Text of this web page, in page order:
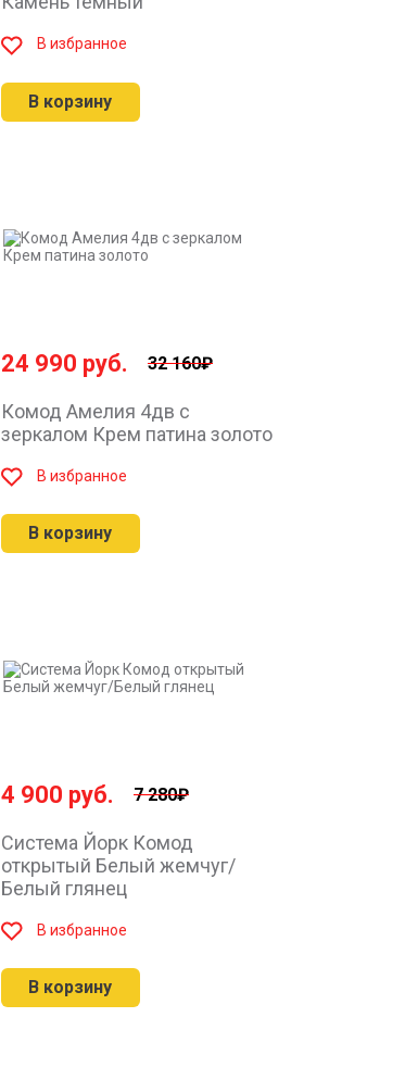
В избранное
В корзину
24 990 руб. 32 160₽
Комод Амелия 4дв с
зеркалом Крем патина золото
В избранное
В корзину
4 900 руб. 7 280₽
Система Йорк Комод
открытый Белый жемчуг/
Белый глянец
В избранное
В корзину